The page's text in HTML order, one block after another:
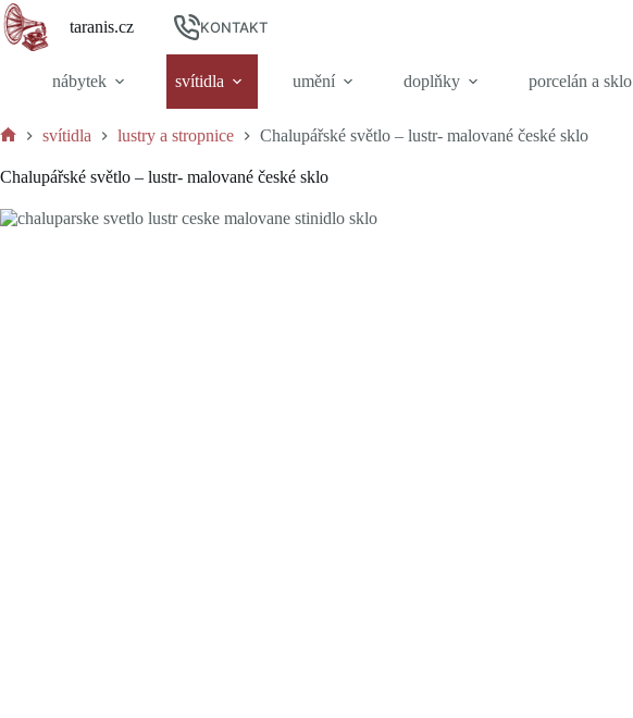
Skip
to
content
taranis.cz KONTAKT
nábytek svítidla umění doplňky porcelán a sklo
svítidla lustry a stropnice Chalupářské světlo – lustr- malované české sklo
Chalupářské světlo – lustr- malované české sklo